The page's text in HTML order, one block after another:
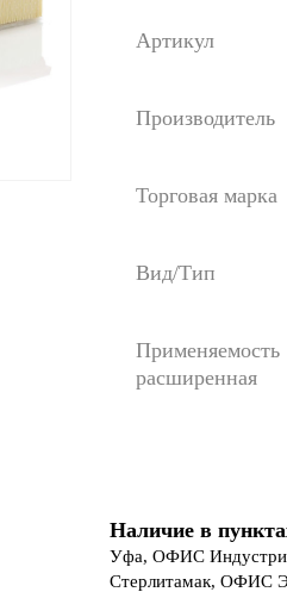
Артикул
Производитель
Торговая марка
Вид/Тип
Применяемость
расширенная
Наличие в
Уфа, ОФИС
Стерлитамак, ОФИС